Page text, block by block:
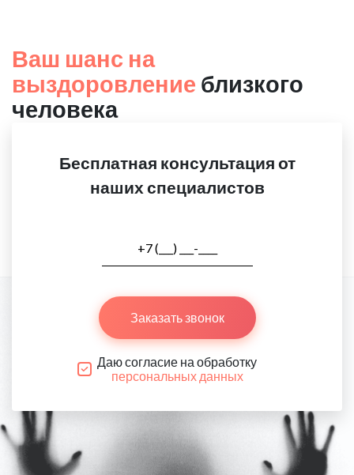
Ваш шанс на
выздоровление близкого
человека
Бесплатная консультация от
наших специалистов
Заказать звонок
Даю согласие на обработку
персональных данных